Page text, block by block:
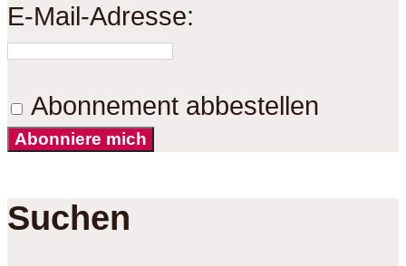
E-Mail-Adresse:
Abonnement abbestellen
Abonniere mich
Suchen